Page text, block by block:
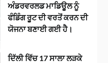
ਅੰਡਰਵਰਲਡ ਮਾਡਿਊਲ ਨੂੰ
ਫੰਡਿੰਗ ਰੂਟ ਦੀ ਵਰਤੋਂ ਕਰਨ ਦੀ
ਯੋਜਨਾ ਬਣਾਈ ਗਈ ਹੈ।
ਦਿੱਲੀ ਵਿੱਚ 17 ਸਾਲਾ ਲੜਕੇ